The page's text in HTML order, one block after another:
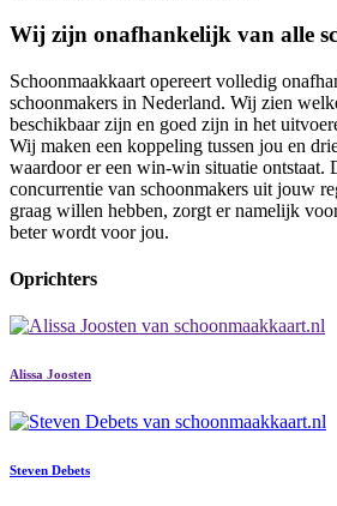
Wij zijn onafhankelijk van alle
Schoonmaakkaart opereert volledig
schoonmakers in Nederland. Wij zien
beschikbaar zijn en goed zijn in het
Wij maken een koppeling tussen jou en
waardoor er een win-win situatie ontstaat.
concurrentie van schoonmakers uit jouw
graag willen hebben, zorgt er namelijk
beter wordt voor jou.
Oprichters
Alissa Joosten
Steven Debets